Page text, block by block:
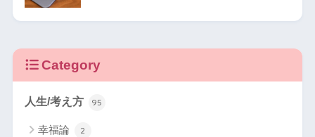
Category
人生/考え方 95
幸福論 2